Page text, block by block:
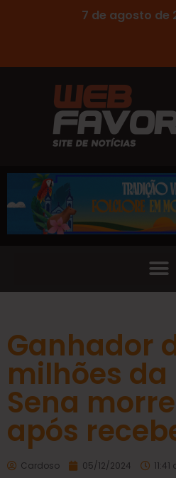
7 de agosto de
Ganhador
milhões
Sena
após
Cardoso 05/12/2024